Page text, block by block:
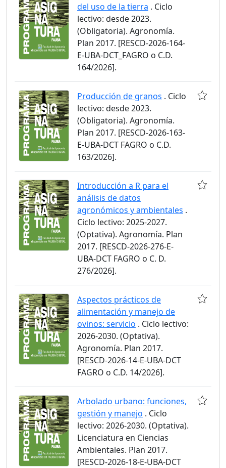
del uso de la tierra . Ciclo
lectivo: desde 2023.
(Obligatoria). Agronomía.
Plan 2017. [RESCD-2026-164-
E-UBA-DCT_FAGRO o C.D.
164/2026].
Producción de granos . Ciclo
lectivo: desde 2023.
(Obligatoria). Agronomía.
Plan 2017. [RESCD-2026-163-
E-UBA-DCT FAGRO o C.D.
163/2026].
Introducción a R para el
análisis de datos
agronómicos y ambientales .
Ciclo lectivo: 2025-2027.
(Optativa). Agronomía. Plan
2017. [RESCD-2026-276-E-
UBA-DCT FAGRO o C. D.
276/2026].
Aspectos prácticos de
alimentación y manejo de
ovinos: servicio . Ciclo lectivo:
2026-2030. (Optativa).
Agronomía. Plan 2017.
[RESCD-2026-14-E-UBA-DCT
FAGRO o C.D. 14/2026].
Arbolado urbano: funciones,
gestión y manejo . Ciclo
lectivo: 2026-2030. (Optativa).
Licenciatura en Ciencias
Ambientales. Plan 2017.
[RESCD-2026-18-E-UBA-DCT